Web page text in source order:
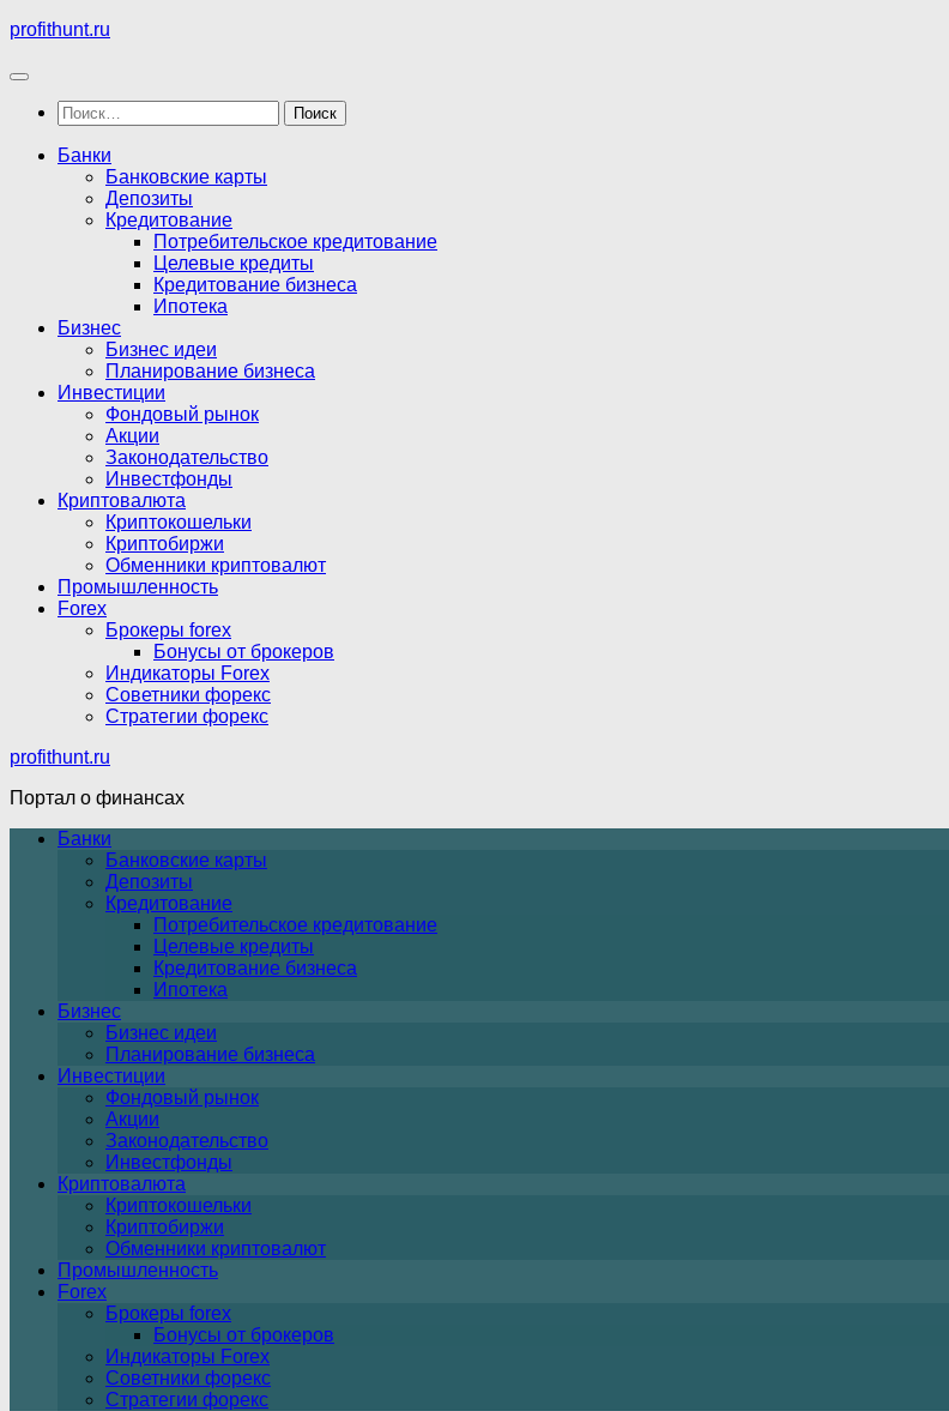
Перейти
содержимому
profithunt.ru
Найти:
Банки
Банковские карты
Депозиты
Кредитование
Потребительское кредитование
Целевые кредиты
Кредитование бизнеса
Ипотека
Бизнес
Бизнес идеи
Планирование бизнеса
Инвестиции
Фондовый рынок
Акции
Законодательство
Инвестфонды
Криптовалюта
Криптокошельки
Криптобиржи
Обменники криптовалют
Промышленность
Forex
Брокеры forex
Бонусы от брокеров
Индикаторы Forex
Советники форекс
Стратегии форекс
profithunt.ru
Портал о финансах
Банки
Банковские карты
Депозиты
Кредитование
Потребительское кредитование
Целевые кредиты
Кредитование бизнеса
Ипотека
Бизнес
Бизнес идеи
Планирование бизнеса
Инвестиции
Фондовый рынок
Акции
Законодательство
Инвестфонды
Криптовалюта
Криптокошельки
Криптобиржи
Обменники криптовалют
Промышленность
Forex
Брокеры forex
Бонусы от брокеров
Индикаторы Forex
Советники форекс
Стратегии форекс